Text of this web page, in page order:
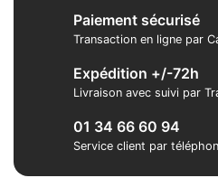
Paiement sécurisé
Transaction en ligne par
Expédition +/-72h
Livraison avec suivi par
01 34 66 60 94
Service client par